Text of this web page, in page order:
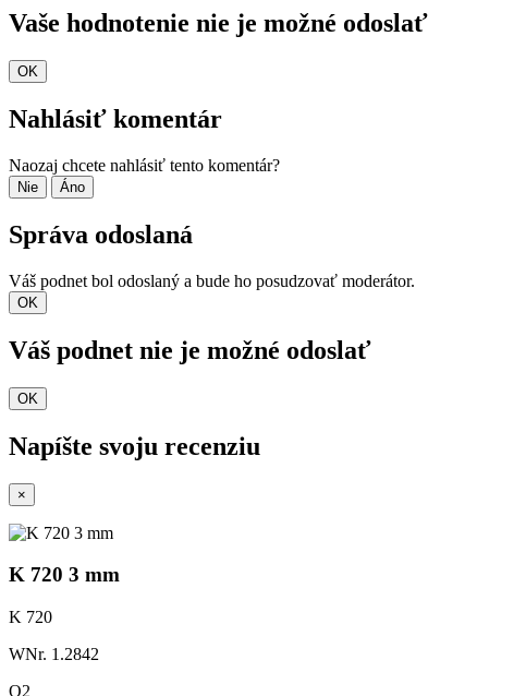
Vaše hodnotenie nie je možné odoslať
OK
Nahlásiť komentár
Naozaj chcete nahlásiť tento komentár?
Nie Áno
Správa odoslaná
Váš podnet bol odoslaný a bude ho posudzovať moderátor.
OK
Váš podnet nie je možné odoslať
OK
Napíšte svoju recenziu
×
K 720 3 mm
K 720
WNr. 1.2842
O2